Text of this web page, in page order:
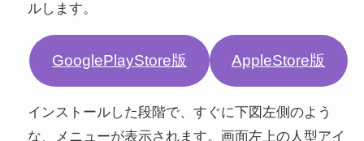
ルします。
GooglePlayStore版 AppleStore版
インストールした段階で、すぐに下図左側のよう
な、メニューが表示されます。画面左上の人型アイ